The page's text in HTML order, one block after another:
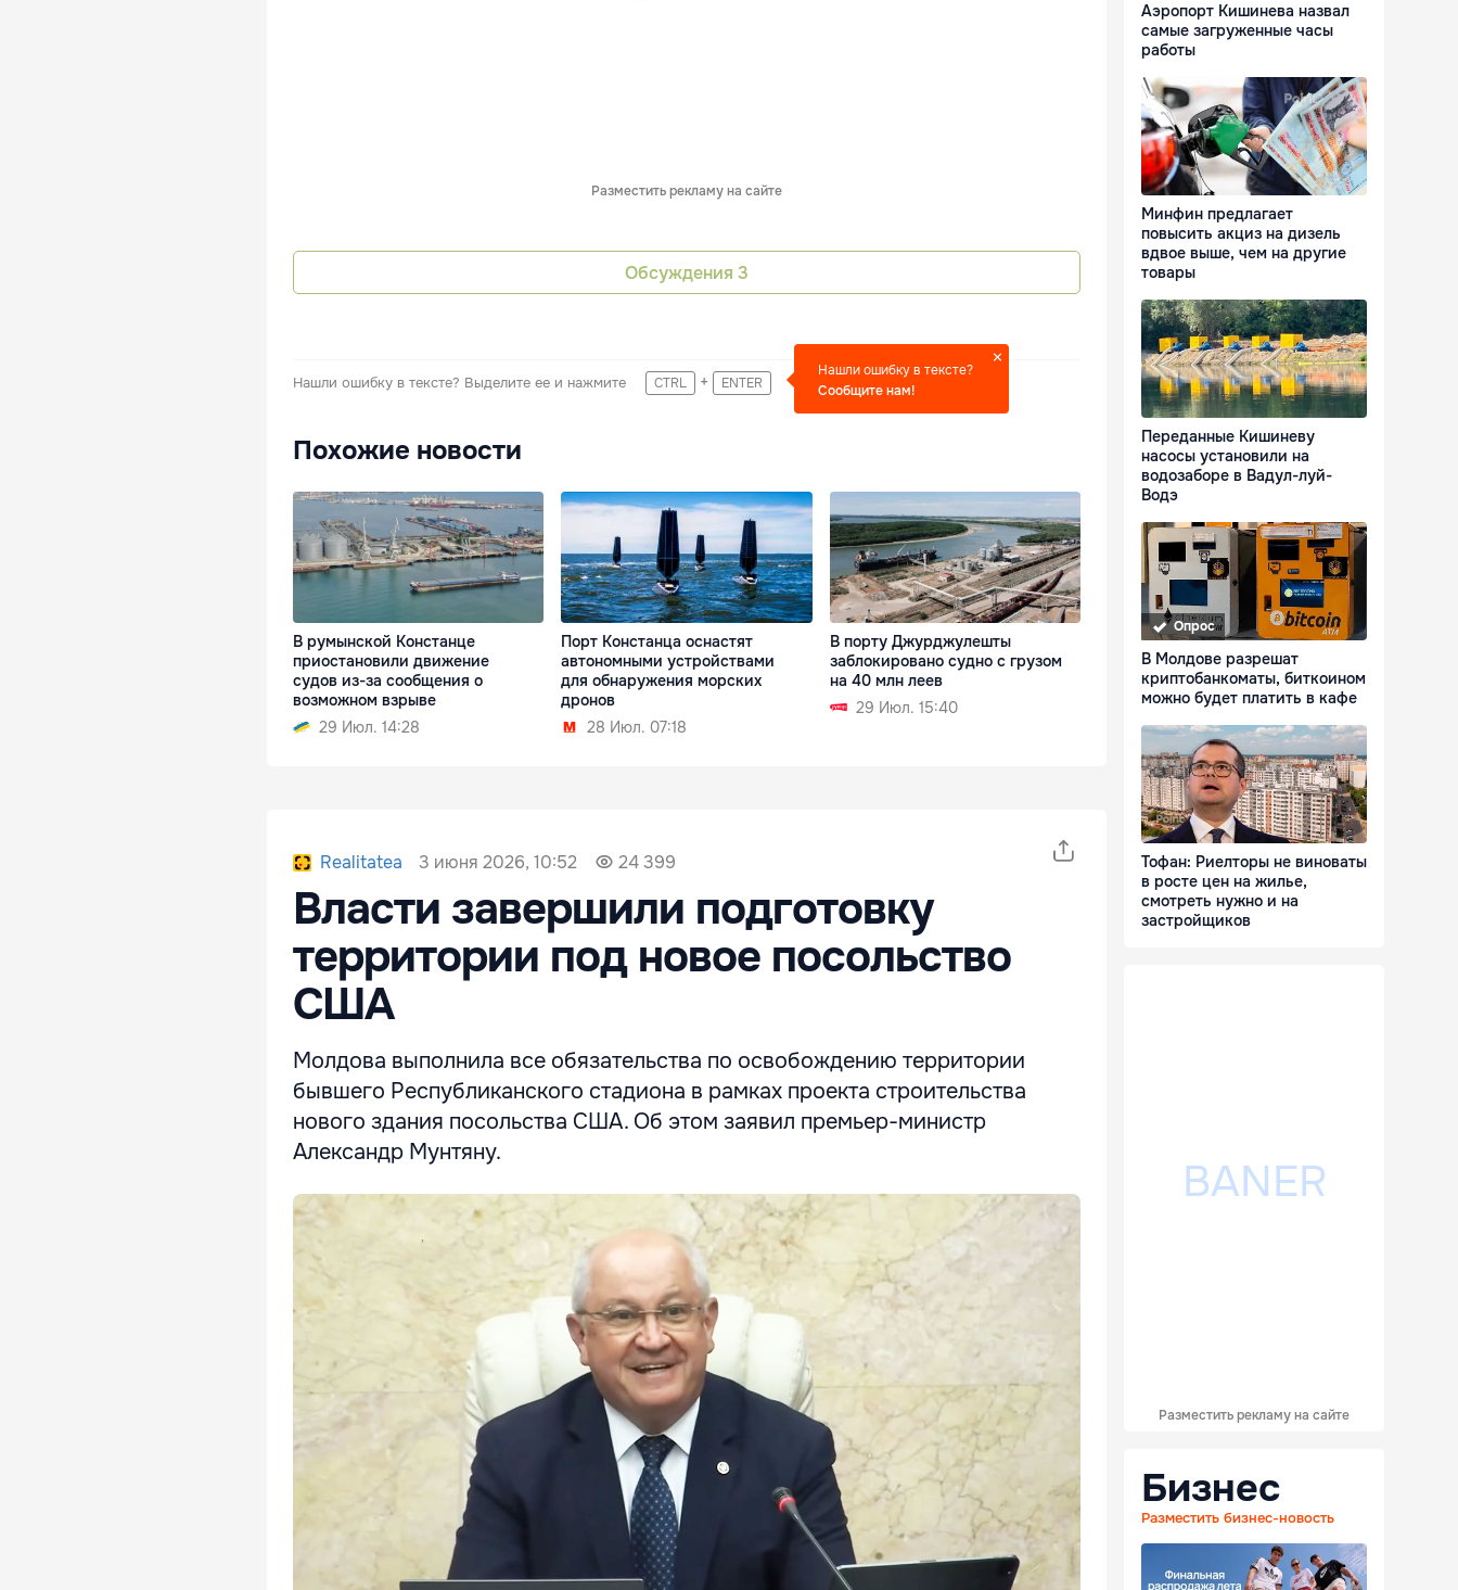
Разместить рекламу на сайте
Обсуждения 3
Нашли ошибку в тексте? Выделите ее и нажмите CTRL + ENTER
Нашли ошибку в тексте?
Сообщите нам!
Похожие новости
В румынской Констанце
приостановили движение
судов из-за сообщения о
возможном взрыве
29 Июл. 14:28
Порт Констанца оснастят
автономными устройствами
для обнаружения морских
дронов
28 Июл. 07:18
В порту Джурджулешты
заблокировано судно с грузом
на 40 млн леев
29 Июл. 15:40
Realitatea 3 июня 2026, 10:52 24 399
Власти завершили подготовку
территории под новое посольство
США
Молдова выполнила все обязательства по освобождению территории
бывшего Республиканского стадиона в рамках проекта строительства
нового здания посольства США. Об этом заявил премьер-министр
Александр Мунтяну.
Аэропорт Кишинева назвал
самые загруженные часы
работы
Минфин предлагает
повысить акциз на дизель
вдвое выше, чем на другие
товары
Переданные Кишиневу
насосы установили на
водозаборе в Вадул-луй-
Водэ
Опрос
В Молдове разрешат
криптобанкоматы, биткоином
можно будет платить в кафе
Тофан: Риелторы не виноваты
в росте цен на жилье,
смотреть нужно и на
застройщиков
Разместить рекламу на сайте
Бизнес
Разместить бизнес-новость